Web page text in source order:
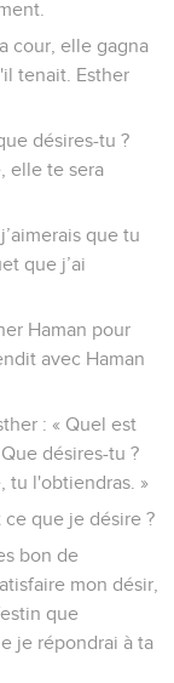
cour, elle gagna
tenait. Esther
désires-tu ?
elle te sera
que tu
que j’ai
Haman pour
avec Haman
: « Quel est
désires-tu ?
tu l'obtiendras. »
que je désire ?
bon de
mon désir,
que
je répondrai à ta